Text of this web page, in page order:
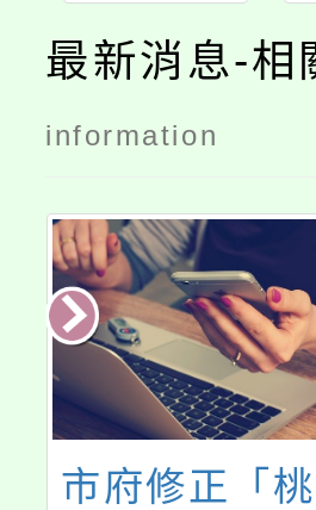
最新消息-相
information
市府修正「桃